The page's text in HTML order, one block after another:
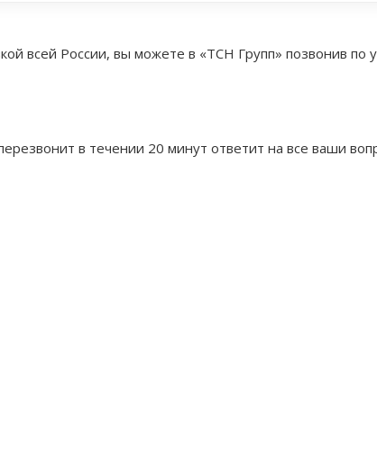
всей России, вы можете в «ТСН Групп» позвонив по
в течении 20 минут ответит на все ваши